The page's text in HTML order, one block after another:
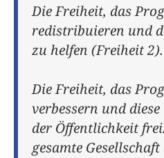
Die Freiheit, das
redistribuieren und
zu helfen (Freiheit 2).
Die Freiheit, das
verbessern und
der Öffentlichkeit
gesamte